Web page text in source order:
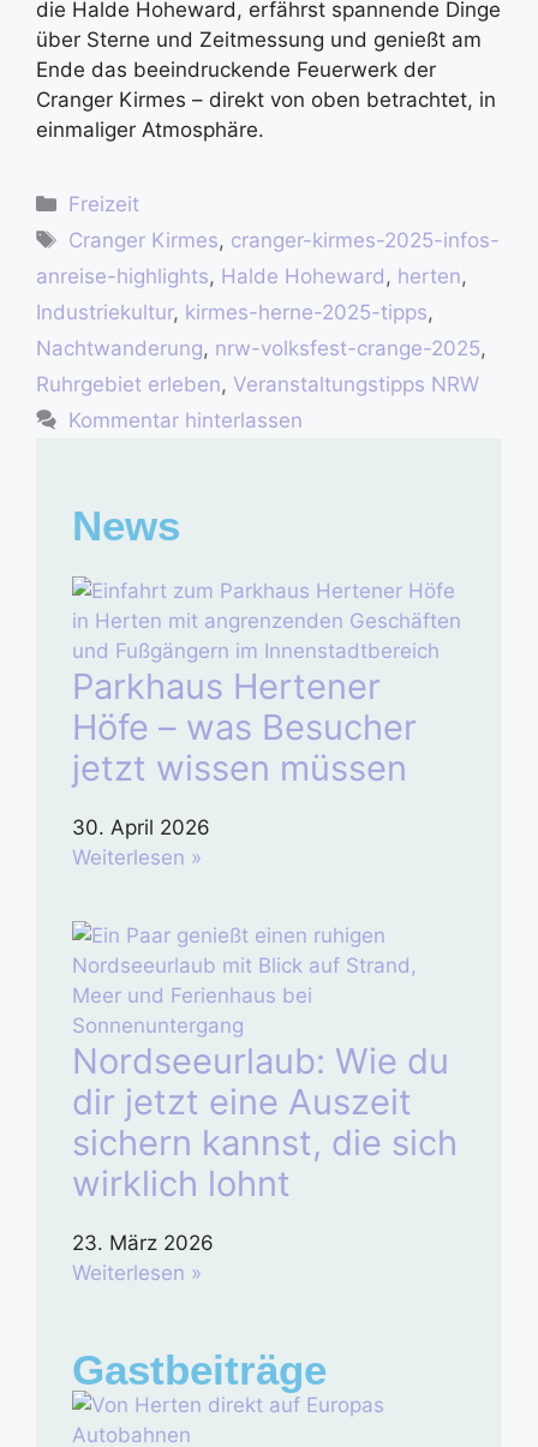
die Halde Hoheward, erfährst spannende Dinge
über Sterne und Zeitmessung und genießt am
Ende das beeindruckende Feuerwerk der
Cranger Kirmes – direkt von oben betrachtet, in
einmaliger Atmosphäre.
Freizeit
Cranger Kirmes, cranger-kirmes-2025-infos-
anreise-highlights, Halde Hoheward , herten,
Industriekultur, kirmes-herne-2025-tipps,
Nachtwanderung, nrw-volksfest-crange-2025,
Ruhrgebiet erleben, Veranstaltungstipps NRW
Kommentar hinterlassen
News
Parkhaus Hertener
Höfe – was Besucher
jetzt wissen müssen
30. April 2026
Weiterlesen »
Nordseeurlaub: Wie du
dir jetzt eine Auszeit
sichern kannst, die sich
wirklich lohnt
23. März 2026
Weiterlesen »
Gastbeiträge